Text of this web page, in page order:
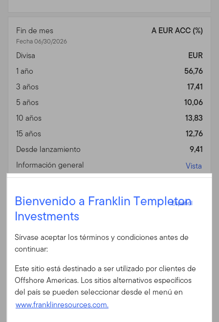
Iniciar sesión
ID de usuario
Contraseña
Fin de mes
Fecha 06/30/2026
A EUR ACC (%)
Divisa
EUR
1 año
56,76
3 años
17,41
5 años
10,06
10 años
13,83
15 años
12,76
Desde lanzamiento
9,41
Información general
Vista
Fin de mes
Fecha 06/30/2026
A EUR ACC H (%)
1 año
48,54
5 años
6,88
10 años
15 años
Bienvenido a Franklin Templeton
Investments
Español
Sírvase aceptar los términos y condiciones antes de
continuar:
Este sitio está destinado a ser utilizado por clientes de
Offshore Americas. Los sitios alternativos específicos
del país se pueden seleccionar desde el menú en
www.franklinresources.com.